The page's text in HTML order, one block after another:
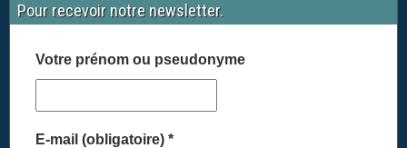
Pour recevoir notre newsletter.
Votre prénom ou pseudonyme
E-mail (obligatoire) *